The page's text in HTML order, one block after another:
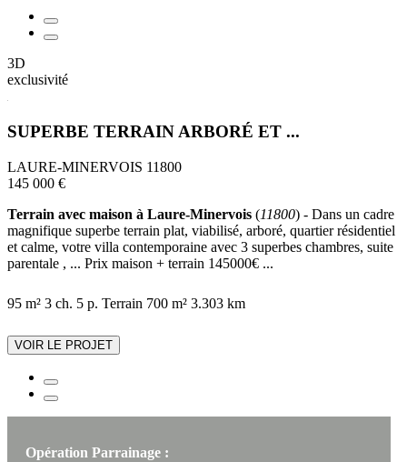
3D
exclusivité
SUPERBE TERRAIN ARBORÉ ET ...
LAURE-MINERVOIS 11800
145 000 €
Terrain avec maison à Laure-Minervois (11800) - Dans un cadre
magnifique superbe terrain plat, viabilisé, arboré, quartier résidentiel
et calme, votre villa contemporaine avec 3 superbes chambres, suite
parentale , ... Prix maison + terrain 145000€ ...
95 m² 3 ch. 5 p. Terrain 700 m² 3.303 km
VOIR LE PROJET
Opération Parrainage :